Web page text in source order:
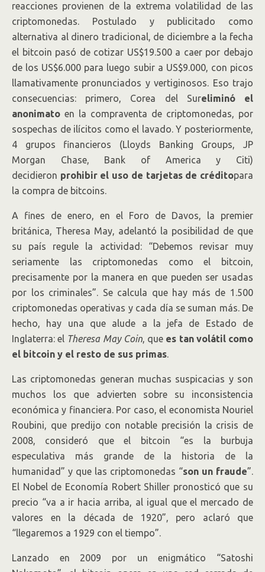
reacciones provienen de la extrema volatilidad de las
criptomonedas. Postulado y publicitado como
alternativa al dinero tradicional, de diciembre a la fecha
el bitcoin pasó de cotizar US$19.500 a caer por debajo
de los US$6.000 para luego subir a US$9.000, con picos
llamativamente pronunciados y vertiginosos. Eso trajo
consecuencias: primero, Corea del Sureliminó el
anonimato en la compraventa de criptomonedas, por
sospechas de ilícitos como el lavado. Y posteriormente,
4 grupos financieros (Lloyds Banking Groups, JP
Morgan Chase, Bank of America y Citi)
decidieron prohibir el uso de tarjetas de créditopara
la compra de bitcoins.
A fines de enero, en el Foro de Davos, la premier
británica, Theresa May, adelantó la posibilidad de que
su país regule la actividad: “Debemos revisar muy
seriamente las criptomonedas como el bitcoin,
precisamente por la manera en que pueden ser usadas
por los criminales”. Se calcula que hay más de 1.500
criptomonedas operativas y cada día se suman más. De
hecho, hay una que alude a la jefa de Estado de
Inglaterra: el Theresa May Coin, que es tan volátil como
el bitcoin y el resto de sus primas.
Las criptomonedas generan muchas suspicacias y son
muchos los que advierten sobre su inconsistencia
económica y financiera. Por caso, el economista Nouriel
Roubini, que predijo con notable precisión la crisis de
2008, consideró que el bitcoin “es la burbuja
especulativa más grande de la historia de la
humanidad” y que las criptomonedas “son un fraude”.
El Nobel de Economía Robert Shiller pronosticó que su
precio “va a ir hacia arriba, al igual que el mercado de
valores en la década de 1920”, pero aclaró que
“llegaremos a 1929 con el tiempo”.
Lanzado en 2009 por un enigmático “Satoshi